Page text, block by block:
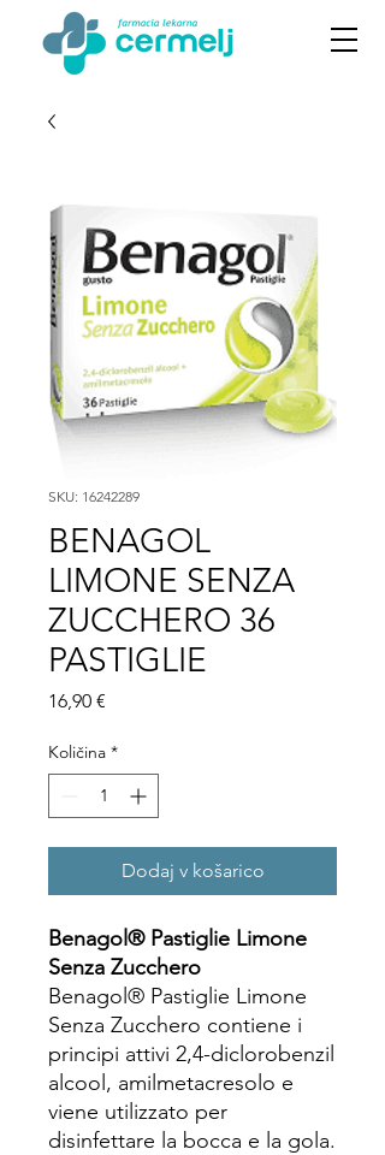
SKU: 16242289
BENAGOL
LIMONE SENZA
ZUCCHERO 36
PASTIGLIE
16,90 €
Količina *
Dodaj v košarico
Benagol® Pastiglie Limone
Senza Zucchero
Benagol® Pastiglie Limone
Senza Zucchero contiene i
principi attivi 2,4-diclorobenzil
alcool, amilmetacresolo e
viene utilizzato per
disinfettare la bocca e la gola.